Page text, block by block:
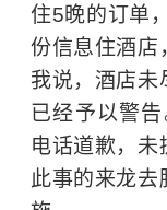
住5晚的订单
份信息住酒店
我说，酒店未
已经予以警
电话道歉，未
此事的来龙去